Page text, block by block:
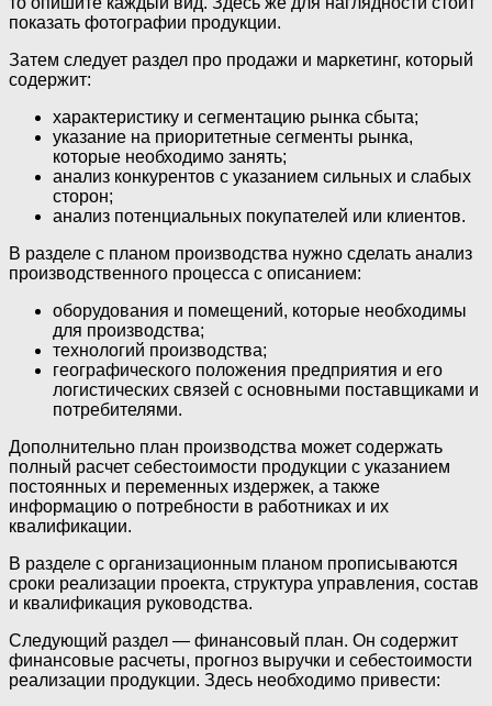
показать фотографии продукции.
Затем следует раздел про продажи и маркетинг, который
содержит:
характеристику и сегментацию рынка сбыта;
указание на приоритетные сегменты рынка,
которые необходимо занять;
анализ конкурентов с указанием сильных и слабых
сторон;
анализ потенциальных покупателей или клиентов.
В разделе с планом производства нужно сделать анализ
производственного процесса с описанием:
оборудования и помещений, которые необходимы
для производства;
технологий производства;
географического положения предприятия и его
логистических связей с основными поставщиками и
потребителями.
Дополнительно план производства может содержать
полный расчет себестоимости продукции с указанием
постоянных и переменных издержек, а также
информацию о потребности в работниках и их
квалификации.
В разделе с организационным планом прописываются
сроки реализации проекта, структура управления, состав
и квалификация руководства.
Следующий раздел — финансовый план. Он содержит
финансовые расчеты, прогноз выручки и себестоимости
реализации продукции. Здесь необходимо привести: